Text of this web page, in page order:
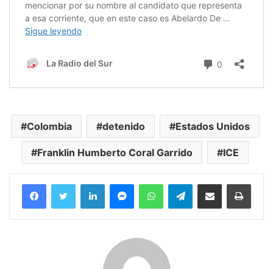
Colombia detenido Estados Unidos
Franklin Humberto Coral Garrido ICE
FacebookTwitter LinkedInMessengerWhatsAppTelegramCompartir por correo electrónico